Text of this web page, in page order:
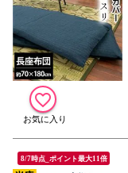
8/7時点_ポイント最大11倍